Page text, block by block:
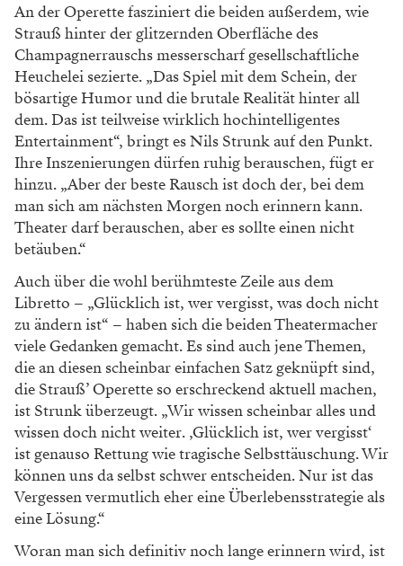
An der Operette fasziniert die beiden außerdem, wie
Strauß hinter der glitzernden Oberfläche des
Champagnerrauschs messerscharf gesellschaftliche
Heuchelei sezierte. „Das Spiel mit dem Schein, der
bösartige Humor und die brutaleRealität hinter all
dem. Das ist teilweise wirklich hochintelligentes
Entertainment“, bringt esNils Strunk auf den Punkt.
Ihre Inszenierungendürfen ruhig berauschen, fügt er
hinzu. „Aberder beste Rausch ist doch der, bei dem
man sich am nächsten Morgen noch erinnern kann.
Theater darf berauschen, aber es sollte einennicht
betäuben.“
Auch über die wohl berühmteste Zeile ausdem
Libretto – „Glücklich ist, wer vergisst, wasdoch nicht
zu ändern ist“ – haben sich die beidenTheatermacher
viele Gedanken gemacht. Es sindauch jene Themen,
die an diesen scheinbar einfachen Satz geknüpft sind,
die Strauß’ Operette so erschreckend aktuell machen,
ist Strunk überzeugt. „Wir wissen scheinbar alles und
wissendoch nicht weiter. ‚Glücklich ist, wer vergisst‘
istgenauso Rettung wie tragische Selbsttäuschung.Wir
können uns da selbst schwer entscheiden.Nur ist das
Vergessen vermutlich eher eine Überlebensstrategie als
eine Lösung.“
Woran man sich definitiv noch lange erinnern wird, ist